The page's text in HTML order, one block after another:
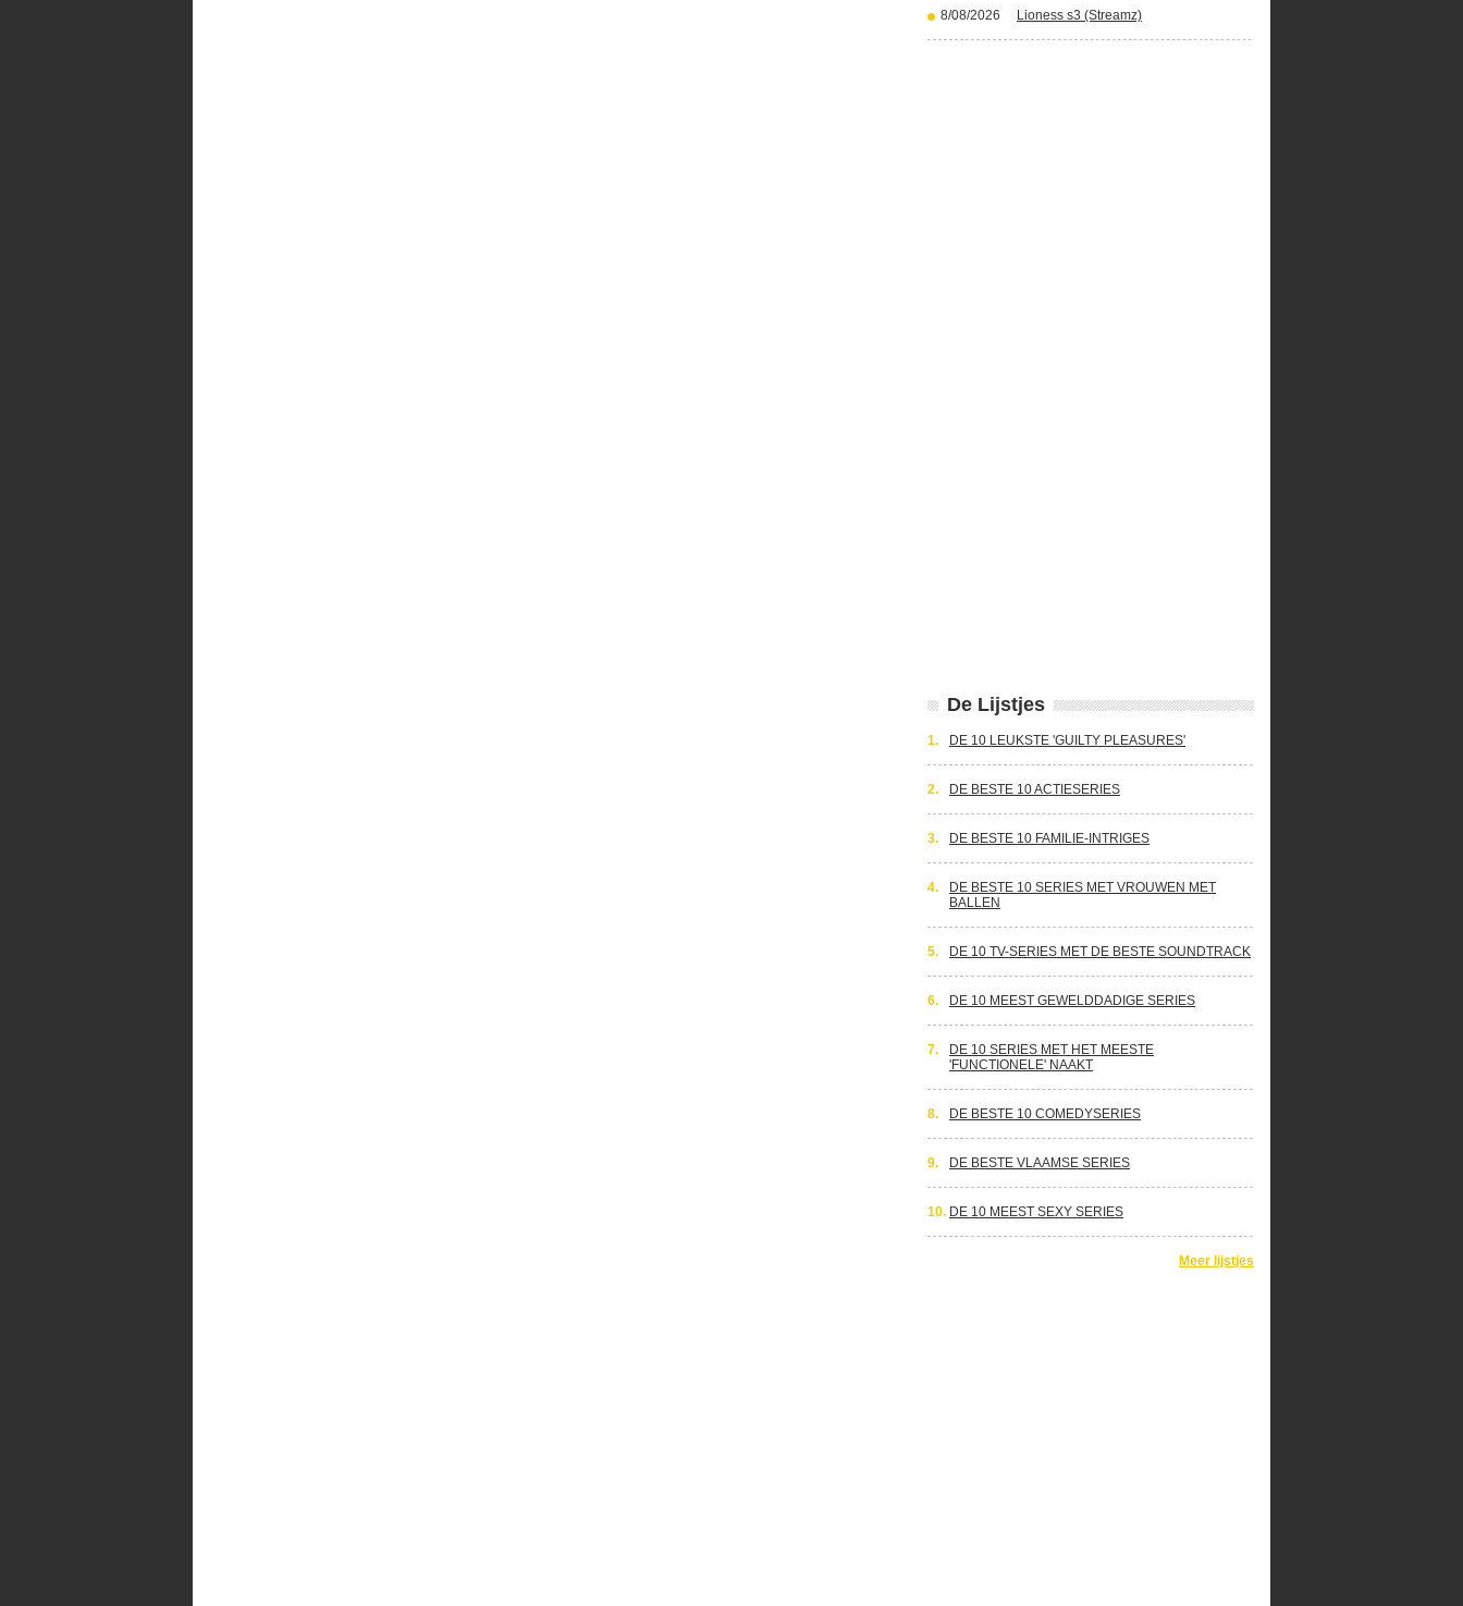
8/08/2026 Lioness s3 (Streamz)
De Lijstjes
1. DE 10 LEUKSTE 'GUILTY PLEASURES'
2. DE BESTE 10 ACTIESERIES
3. DE BESTE 10 FAMILIE-INTRIGES
4.
DE BESTE 10 SERIES MET VROUWEN MET
BALLEN
5. DE 10 TV-SERIES MET DE BESTE SOUNDTRACK
6. DE 10 MEEST GEWELDDADIGE SERIES
7.
DE 10 SERIES MET HET MEESTE
'FUNCTIONELE' NAAKT
8. DE BESTE 10 COMEDYSERIES
9. DE BESTE VLAAMSE SERIES
10. DE 10 MEEST SEXY SERIES
Meer lijstjes